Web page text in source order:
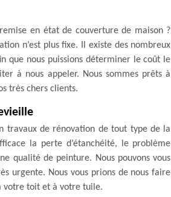
en état de couverture de maison ?
n’est plus fixe. Il existe des nombreux
que nous puissions déterminer le coût le
à nous appeler. Nous sommes prêts à
très chers clients.
travaux de rénovation de tout type de la
la perte d’étanchéité, le problème
qualité de peinture. Nous pouvons vous
urgente. Nous vous prions de nous faire
votre toit et à votre tuile.